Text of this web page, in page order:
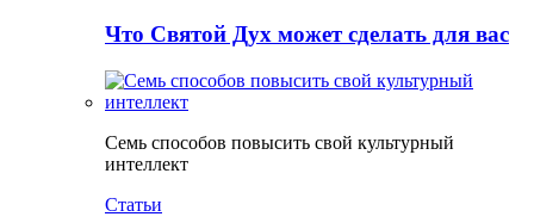
Что Святой Дух может сделать для вас
Семь способов повысить свой культурный
интеллект
Статьи